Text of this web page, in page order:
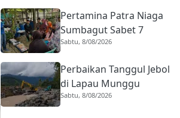
Pertamina Patra Niaga
Sumbagut Sabet 7
Penghargaan ISRA 2026,
Kontribusi untuk
Masyarakat
Sabtu, 8/08/2026
Perbaikan Tanggul Jebol
di Lapau Munggu
Dikebut, Pemko Padang
Sabtu, 8/08/2026